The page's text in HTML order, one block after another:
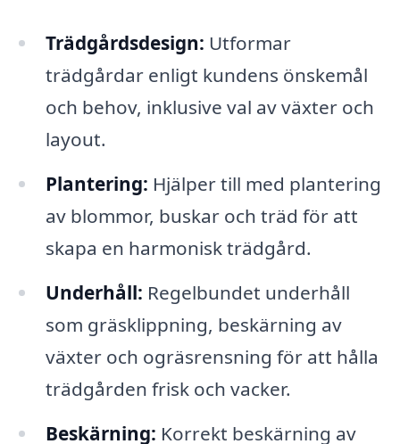
Trädgårdsdesign: Utformar
trädgårdar enligt kundens önskemål
och behov, inklusive val av växter och
layout.
Plantering: Hjälper till med plantering
av blommor, buskar och träd för att
skapa en harmonisk trädgård.
Underhåll: Regelbundet underhåll
som gräsklippning, beskärning av
växter och ogräsrensning för att hålla
trädgården frisk och vacker.
Beskärning: Korrekt beskärning av